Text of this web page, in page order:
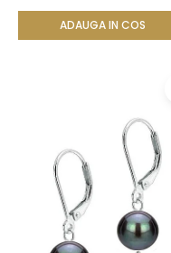
ADAUGA IN COS